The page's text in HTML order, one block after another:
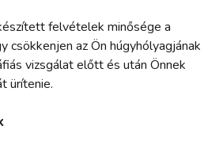
felvételek minősége a
csökkenjen az Ön húgyhólyagjának
vizsgálat előtt és után Önnek
ürítenie.